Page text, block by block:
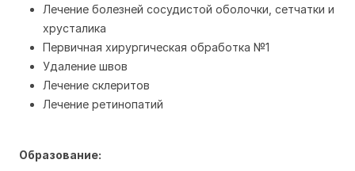
Лечение болезней сосудистой оболочки, сетчатки и
хрусталика
Первичная хирургическая обработка №1
Удаление швов
Лечение склеритов
Лечение ретинопатий
Образование: